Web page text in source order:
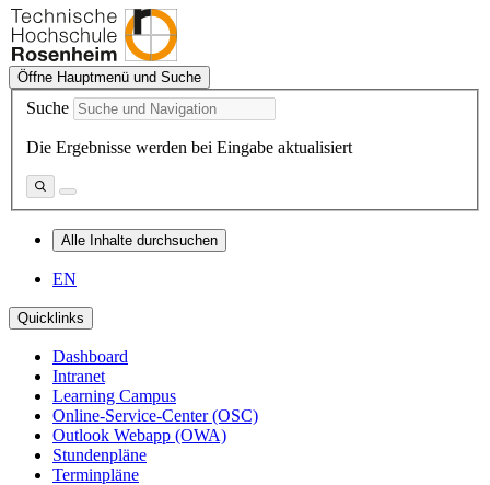
Öffne Hauptmenü und Suche
Suche
Die Ergebnisse werden bei Eingabe aktualisiert
Alle Inhalte durchsuchen
EN
Quicklinks
Dashboard
Intranet
Learning Campus
Online-Service-Center (OSC)
Outlook Webapp (OWA)
Stundenpläne
Terminpläne